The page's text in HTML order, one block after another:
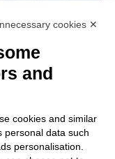
perché sfida
cookies ✕
and
cookies and similar
personal data such
personalisation.